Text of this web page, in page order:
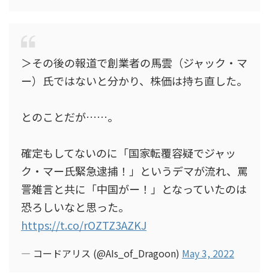
＞その後の報道で創業者の馬雲（ジャック・マ
ー）氏ではないと分かり、株価は持ち直した。
とのことだが……。
確定もしてないのに「国家転覆容疑でジャッ
ク・マー氏緊急逮捕！」というデマが流れ、罵
詈雑言と共に「中国がー！」となっていたのは
恐ろしいなと思った。
https://t.co/rOZTZ3AZKJ
— コードアリス (@AIs_of_Dragoon) May 3, 2022